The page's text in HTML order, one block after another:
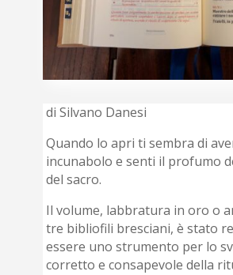
di Silvano Danesi
Quando lo apri ti sembra di
incunabolo e senti il profumo
del sacro.
Il volume, labbratura in oro o
tre bibliofili bresciani, è stato
essere uno strumento per lo
corretto e consapevole della